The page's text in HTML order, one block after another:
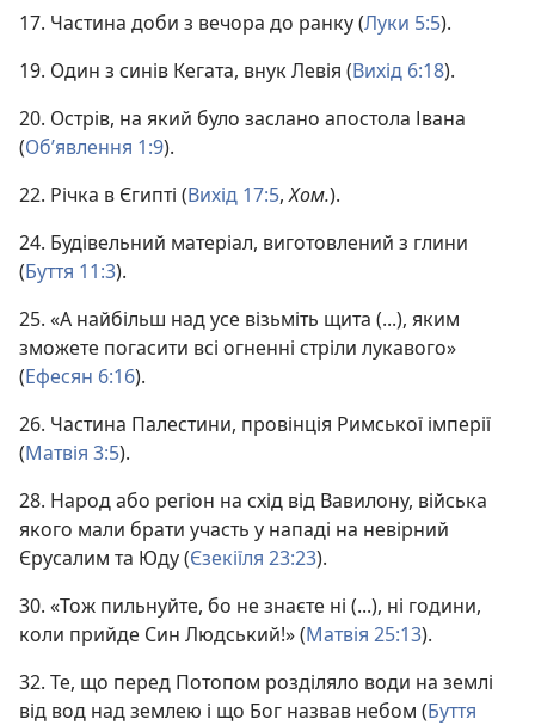
17. Частина доби з вечора до ранку (Луки 5:5).
19. Один з синів Кегата, внук Левія (Вихід 6:18).
20. Острів, на який було заслано апостола Івана
(Об’явлення 1:9).
22. Річка в Єгипті (Вихід 17:5,Хом.).
24. Будівельний матеріал, виготовлений з глини
(Буття 11:3).
25. «А найбільш над усе візьміть щита (...), яким
зможете погасити всі огненні стріли лукавого»
(Ефесян 6:16).
26. Частина Палестини, провінція Римської імперії
(Матвія 3:5).
28. Народ або регіон на схід від Вавилону, війська
якого мали брати участь у нападі на невірний
Єрусалим та Юду (Єзекіїля 23:23).
30. «Тож пильнуйте, бо не знаєте ні (...), ні години,
коли прийде Син Людський!» (Матвія 25:13).
32. Те, що перед Потопом розділяло води на землі
від вод над землею і що Бог назвав небом (Буття